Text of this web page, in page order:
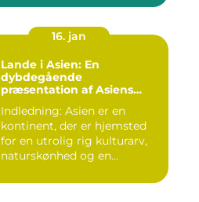
16. jan
Lande i Asien: En
dybdegående
præsentation af Asiens
Indledning: Asien er en
kontinent, der er hjemsted
for en utrolig rig kulturarv,
naturskønhed og en...